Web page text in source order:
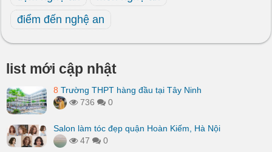
điểm đến nghệ an
list mới cập nhật
8 Trường THPT hàng đầu tại Tây Ninh
736
0
Salon làm tóc đẹp quận Hoàn Kiếm, Hà Nội
47
0